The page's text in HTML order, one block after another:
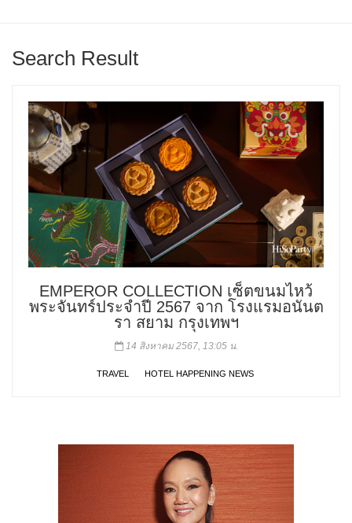
Search Result
EMPEROR COLLECTION เซ็ตขนมไหว้
พระจันทร์ประจำปี 2567 จาก โรงแรมอนันต
รา สยาม กรุงเทพฯ
14 สิงหาคม 2567, 13:05 น.
TRAVEL HOTEL HAPPENING NEWS